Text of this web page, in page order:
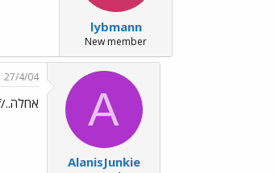
lybmann
New member
A
AlanisJunkie
27/4/04
אחלה../images/Emo45.gif